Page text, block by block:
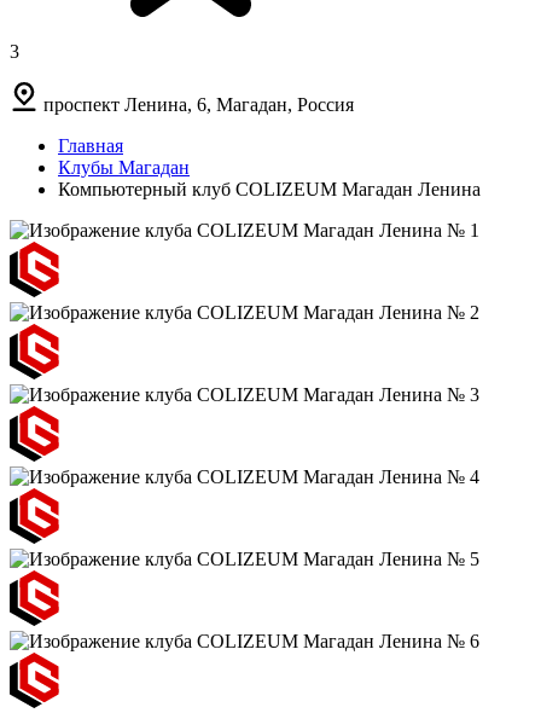
3
проспект Ленина, 6, Магадан, Россия
Главная
Клубы Магадан
Компьютерный клуб COLIZEUM Магадан Ленина